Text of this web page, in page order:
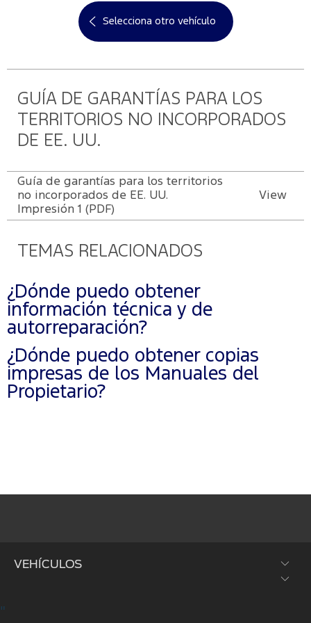
Selecciona otro vehículo
GUÍA DE GARANTÍAS PARA LOS
TERRITORIOS NO INCORPORADOS
DE EE. UU.
Guía de garantías para los territorios
no incorporados de EE. UU.
Impresión 1 (PDF)
View
TEMAS RELACIONADOS
¿Dónde puedo obtener
información técnica y de
autorreparación?
¿Dónde puedo obtener copias
impresas de los Manuales del
Propietario?
VEHÍCULOS
"